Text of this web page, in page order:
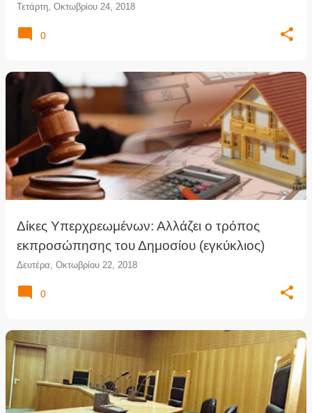
Τετάρτη, Οκτωβρίου 24, 2018
0
Δίκες Υπερχρεωμένων: Αλλάζει ο τρόπος
εκπροσώπησης του Δημοσίου (εγκύκλιος)
Δευτέρα, Οκτωβρίου 22, 2018
0